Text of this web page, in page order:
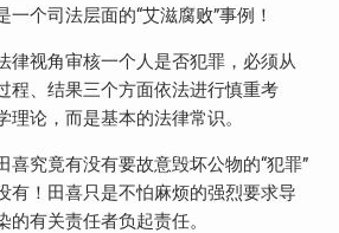
个司法层面的“艾滋腐败”事例！
律视角审核一个人是否犯罪，必须从
程、结果三个方面依法进行慎重考
论，而是基本的法律常识。
喜究竟有没有要故意毁坏公物的“犯罪”
有！田喜只是不怕麻烦的强烈要求导
有关责任者负起责任。